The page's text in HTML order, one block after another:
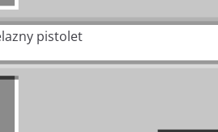
pistolet